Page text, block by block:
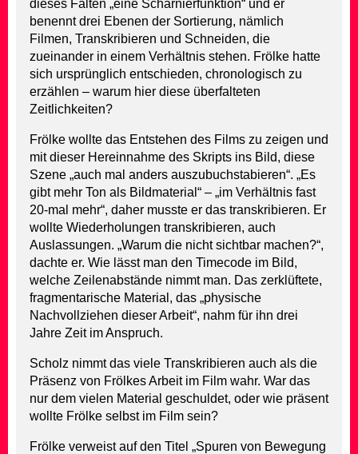
dieses Falten „eine Scharnierfunktion“ und er
benennt drei Ebenen der Sortierung, nämlich
Filmen, Transkribieren und Schneiden, die
zueinander in einem Verhältnis stehen. Frölke hatte
sich ursprünglich entschieden, chronologisch zu
erzählen – warum hier diese überfalteten
Zeitlichkeiten?
Frölke wollte das Entstehen des Films zu zeigen und
mit dieser Hereinnahme des Skripts ins Bild, diese
Szene „auch mal anders auszubuchstabieren“. „Es
gibt mehr Ton als Bildmaterial“ – „im Verhältnis fast
20-mal mehr“, daher musste er das transkribieren. Er
wollte Wiederholungen transkribieren, auch
Auslassungen. „Warum die nicht sichtbar machen?“,
dachte er. Wie lässt man den Timecode im Bild,
welche Zeilenabstände nimmt man. Das zerklüftete,
fragmentarische Material, das „physische
Nachvollziehen dieser Arbeit“, nahm für ihn drei
Jahre Zeit im Anspruch.
Scholz nimmt das viele Transkribieren auch als die
Präsenz von Frölkes Arbeit im Film wahr. War das
nur dem vielen Material geschuldet, oder wie präsent
wollte Frölke selbst im Film sein?
Frölke verweist auf den Titel „Spuren von Bewegung